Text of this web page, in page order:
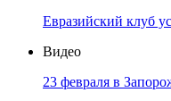
Евразийский клуб
Видео
23 февраля в